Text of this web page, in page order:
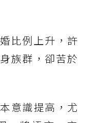
比例上升，許
族群，卻苦於
意識提高，尤